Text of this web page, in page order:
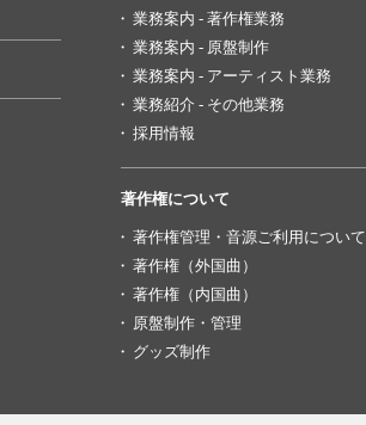
業務案内 - 著作権業務
業務案内 - 原盤制作
業務案内 - アーティスト業務
業務紹介 - その他業務
採用情報
著作権について
著作権管理・音源ご利用について
著作権（外国曲）
著作権（内国曲）
原盤制作・管理
グッズ制作